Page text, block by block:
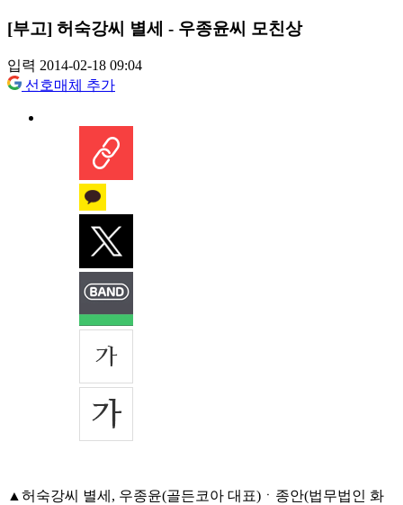
[부고] 허숙강씨 별세 - 우종윤씨 모친상
입력 2014-02-18 09:04
선호매체 추가
▲허숙강씨 별세, 우종윤(골든코아 대표)ㆍ종안(법무법인 화